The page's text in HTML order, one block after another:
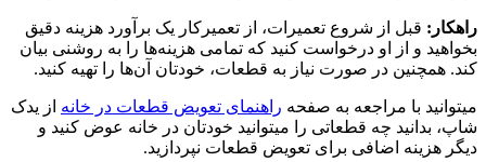
راهکار: قبل از شروع تعمیرات، از تعمیرکار یک برآورد هزینه دقیق
بخواهید و از او درخواست کنید که تمامی هزینه‌ها را به روشنی بیان
کند. همچنین در صورت نیاز به قطعات، خودتان آن‌ها را تهیه کنید.
میتوانید با مراجعه به صفحه راهنمای تعویض قطعات در خانه از یدک
شاپ، بدانید چه قطعاتی را میتوانید خودتان در خانه عوض کنید و
دیگر هزینه اضافی برای تعویض قطعات نپردازید.